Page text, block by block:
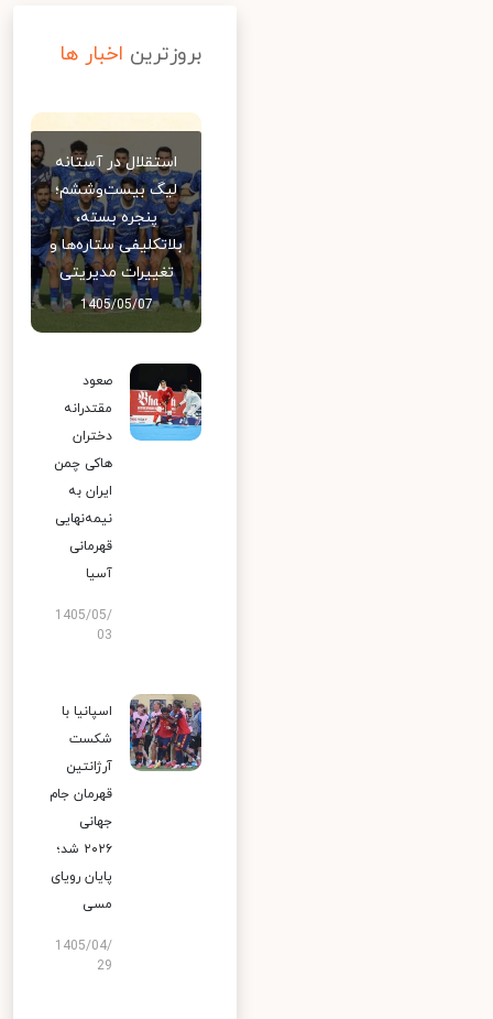
بروزترین اخبار ها
استقلال در آستانه
لیگ بیست‌وششم؛
پنجره بسته،
بلاتکلیفی ستاره‌ها و
تغییرات مدیریتی
1405/05/07
صعود
مقتدرانه
دختران
هاکی چمن
ایران به
نیمه‌نهایی
قهرمانی
آسیا
1405/05/
03
اسپانیا با
شکست
آرژانتین
قهرمان جام
جهانی
۲۰۲۶ شد؛
پایان رویای
مسی
1405/04/
29